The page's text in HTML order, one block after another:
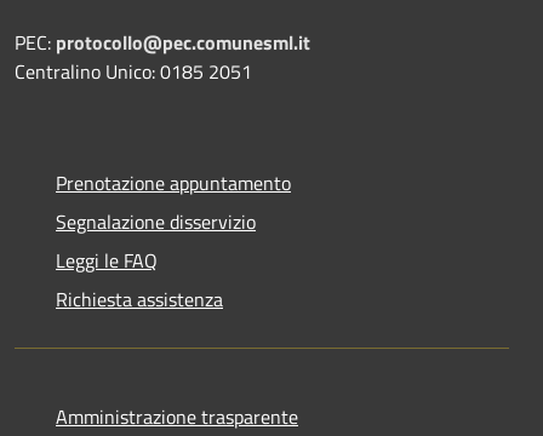
PEC: protocollo@pec.comunesml.it
Centralino Unico: 0185 2051
Prenotazione appuntamento
Segnalazione disservizio
Leggi le FAQ
Richiesta assistenza
Amministrazione trasparente